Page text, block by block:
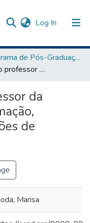
Log In (current)
Programa de Pós-Graduação em Educação
A valorização do professor da Educação Infantil: formação, remuneração e condições de trabalho
da
de
Marisa